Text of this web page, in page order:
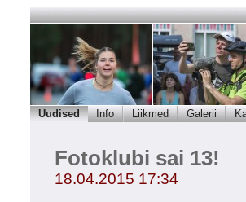
Uudised Info Liikmed Galerii
Fotoklubi sai 13!
18.04.2015 17:34